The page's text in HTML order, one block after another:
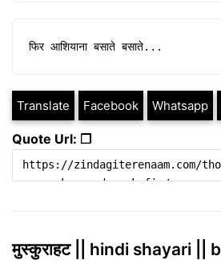
फिर आशियाना बसाते बसाते...
Translate Facebook Whatsapp
Quote Url: ❐
मुस्कुराहट || hindi shayari ||